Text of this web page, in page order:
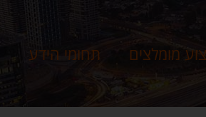
מומלצים תחומי הידע